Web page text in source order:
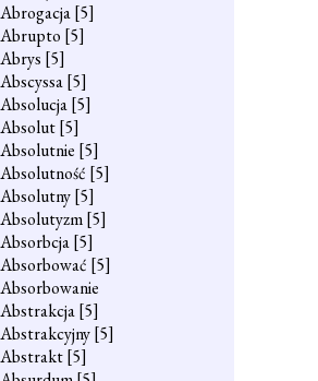
Abrogacja[5]
Abrupto [5]
Abrys [5]
Abscyssa[5]
Absolucja[5]
Absolut[5]
Absolutnie [5]
Absolutność [5]
Absolutny[5]
Absolutyzm[5]
Absorbcja[5]
Absorbować [5]
Absorbowanie
Abstrakcja[5]
Abstrakcyjny[5]
Abstrakt[5]